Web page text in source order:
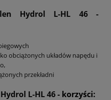
Hydrol L-HL 46 -
obciążonych układów napędu i
przekładni
L-HL 46- korzyści: